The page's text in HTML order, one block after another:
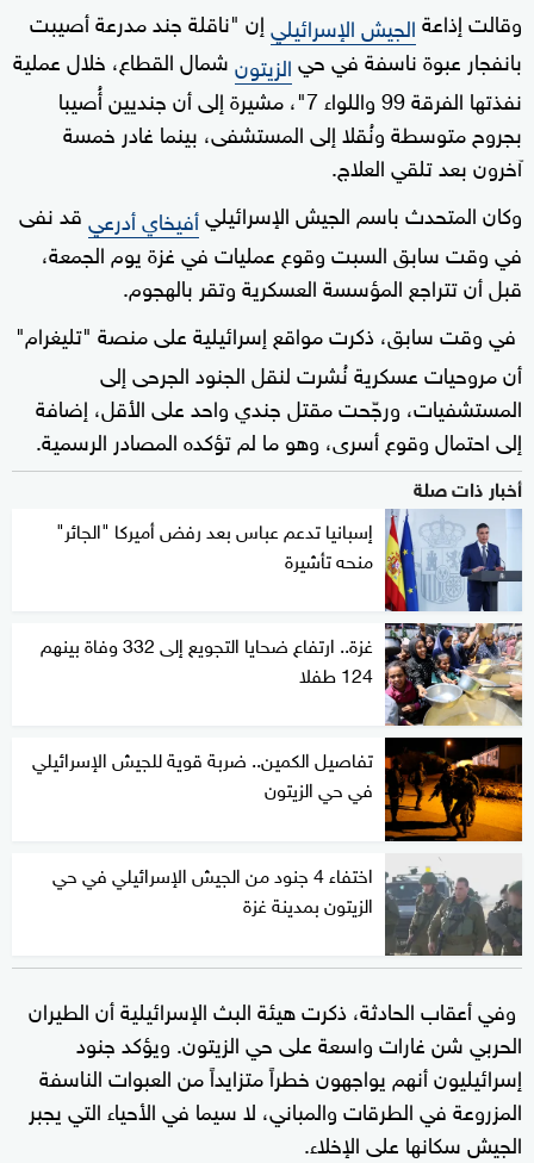
وقالت إذاعةالجيش الإسرائيليإن "ناقلة جند مدرعة أصيبت
بانفجار عبوة ناسفة في حيالزيتونشمال القطاع، خلال عملية
نفذتها الفرقة 99 واللواء 7"، مشيرة إلى أن جنديين أُصيبا
بجروح متوسطة ونُقلا إلى المستشفى، بينما غادر خمسة
آخرون بعد تلقي العلاج.
وكان المتحدث باسم الجيش الإسرائيليأفيخاي أدرعيقد نفى
في وقت سابق السبت وقوع عمليات في غزة يوم الجمعة،
قبل أن تتراجع المؤسسة العسكرية وتقر بالهجوم.
في وقت سابق، ذكرت مواقع إسرائيلية على منصة "تليغرام"
أن مروحيات عسكرية نُشرت لنقل الجنود الجرحى إلى
المستشفيات، ورجّحت مقتل جندي واحد على الأقل، إضافة
إلى احتمال وقوع أسرى، وهو ما لم تؤكده المصادر الرسمية.
أخبار ذات صلة
إسبانيا تدعم عباس بعد رفض أميركا "الجائر"
منحه تأشيرة
غزة.. ارتفاع ضحايا التجويع إلى 332 وفاة بينهم
124 طفلا
تفاصيل الكمين.. ضربة قوية للجيش الإسرائيلي
في حي الزيتون
اختفاء 4 جنود من الجيش الإسرائيلي في حي
الزيتون بمدينة غزة
وفي أعقاب الحادثة، ذكرت هيئة البث الإسرائيلية أن الطيران
الحربي شن غارات واسعة على حي الزيتون. ويؤكد جنود
إسرائيليون أنهم يواجهون خطراً متزايداً من العبوات الناسفة
المزروعة في الطرقات والمباني، لا سيما في الأحياء التي يجبر
الجيش سكانها على الإخلاء.